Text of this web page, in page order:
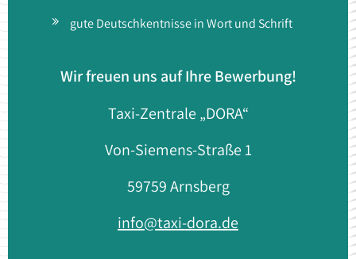
gute Deutschkentnisse in Wort und Schrift
Wir freuen uns auf Ihre Bewerbung!
Taxi-Zentrale „DORA“
Von-Siemens-Straße 1
59759 Arnsberg
info@taxi-dora.de